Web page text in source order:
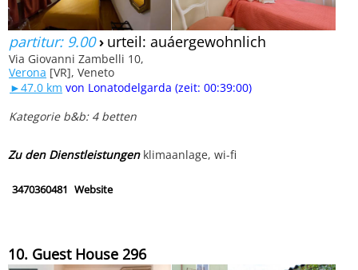
partitur: 9.00› urteil: auáergewohnlich
Via Giovanni Zambelli 10,
Verona [VR], Veneto
►47.0 km von Lonatodelgarda (zeit: 00:39:00)
Kategorie b&b: 4 betten
Zu den Dienstleistungenklimaanlage, wi-fi
3470360481 Website
10. Guest House 296